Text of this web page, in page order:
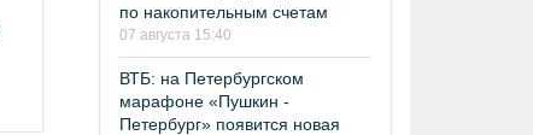
по накопительным счетам
07 августа 15:40
ВТБ: на Петербургском
марафоне «Пушкин -
Петербург» появится новая